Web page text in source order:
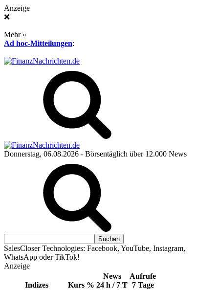
Anzeige
❌
Mehr »
Ad hoc-Mitteilungen:
Donnerstag, 06.08.2026 - Börsentäglich über 12.000 News
SalesCloser Technologies: Facebook, YouTube, Instagram,
WhatsApp oder TikTok!
Anzeige
Indizes Kurs %
News
24 h / 7 T
Aufrufe
7 Tage